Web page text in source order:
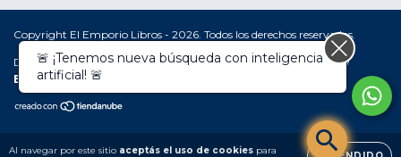
Al navegar por este sitio aceptás el uso de cookies para
Copyright El Emporio Libros - 2026. Todos los derechos reservados.
Defensa de las y los consumidores. Para reclamos ingresá acá. /
Botón de arrepentimiento
🚨 ¡Tenemos nueva búsqueda con inteligencia
artificial! 🚨